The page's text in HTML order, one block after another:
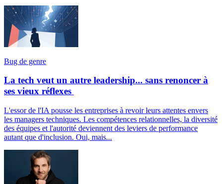
Bug de genre
La tech veut un autre leadership... sans renoncer à
ses vieux réflexes
L'essor de l'IA pousse les entreprises à revoir leurs attentes envers
les managers techniques. Les compétences relationnelles, la diversité
des équipes et l'autorité deviennent des leviers de performance
autant que d'inclusion. Oui, mais...